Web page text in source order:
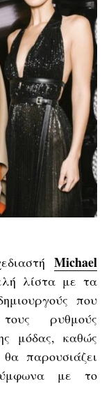
Michael
λίστα με τα
που
ρυθμούς
μόδας, καθώς
παρουσιάζει
με το